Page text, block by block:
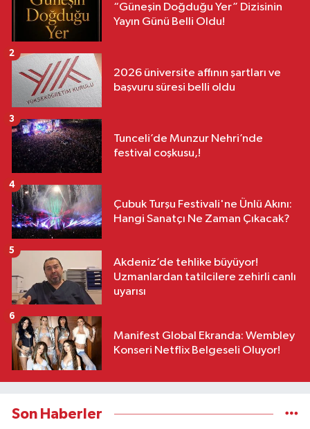
“Güneşin Doğduğu Yer” Dizisinin
Yayın Günü Belli Oldu!
2026 üniversite affının şartları ve
başvuru süresi belli oldu
2
Tunceli’de Munzur Nehri’nde
festival coşkusu,!
3
Çubuk Turşu Festivali'ne Ünlü Akını:
Hangi Sanatçı Ne Zaman Çıkacak?
4
Akdeniz’de tehlike büyüyor!
Uzmanlardan tatilcilere zehirli canlı
uyarısı
5
Manifest Global Ekranda: Wembley
Konseri Netflix Belgeseli Oluyor!
6
Son Haberler